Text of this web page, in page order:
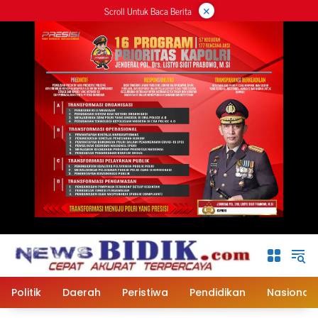
ke
Scroll Untuk Baca Berita ×
Politik Daerah Peristiwa Pendidikan Nasional